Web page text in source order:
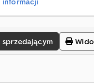
sprzedającym